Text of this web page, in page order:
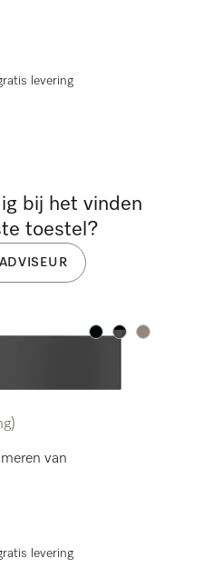
levering
Kleur:Kleur:Kleur:
van
levering
bij het vinden
toestel?